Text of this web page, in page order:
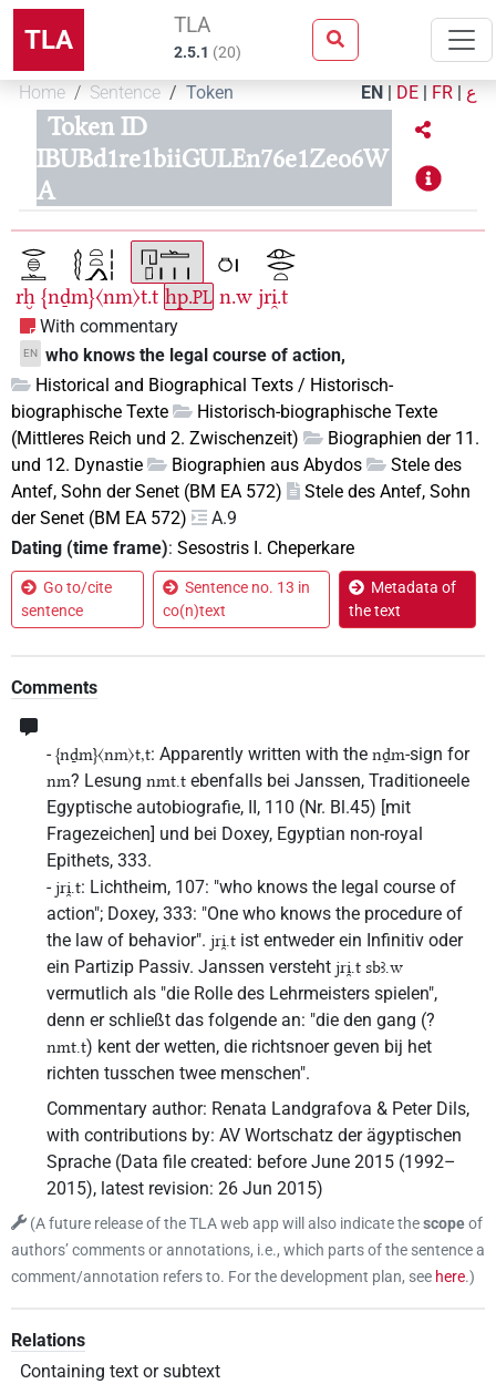
TLA TLA
2.5.1 (20)
Home Sentence Token EN | DE | FR | ع
Token ID
IBUBd1re1biiGULEn76e1Zeo6W
A
rḫ {nḏm}〈nm〉t.t hp.PL n.w jri̯.t
With commentary
EN who knows the legal course of action,
Historical and Biographical Texts / Historisch-
biographische Texte
Historisch-biographische Texte
(Mittleres Reich und 2. Zwischenzeit)
Biographien der 11.
und 12. Dynastie
Biographien aus Abydos
Stele des
Antef, Sohn der Senet (BM EA 572)
Stele des Antef, Sohn
der Senet (BM EA 572)
A.9
Dating (time frame): Sesostris I. Cheperkare
Go to/cite
sentence
Sentence no. 13 in
co(n)text
Metadata of
the text
Comments
-{nḏm}〈nm〉t,t: Apparently written with the nḏm-sign for
nm? Lesung nmt.t ebenfalls bei Janssen, Traditioneele
Egyptische autobiografie, II, 110 (Nr. Bl.45) [mit
Fragezeichen] und bei Doxey, Egyptian non-royal
Epithets, 333.
-jri̯.t: Lichtheim, 107: "who knows the legal course of
action"; Doxey, 333: "One who knows the procedure of
the law of behavior". jri̯.t ist entweder ein Infinitiv oder
ein Partizip Passiv. Janssen versteht jri̯.t sbꜣ.w
vermutlich als "die Rolle des Lehrmeisters spielen",
denn er schließt das folgende an: "die den gang (?
nmt.t) kent der wetten, die richtsnoer geven bij het
richten tusschen twee menschen".
Commentary author: Renata Landgrafova & Peter Dils,
with contributions by: AV Wortschatz der ägyptischen
Sprache (Data file created: before June 2015 (1992–
2015), latest revision: 26 Jun 2015)
(A future release of the TLA web app will also indicate thescopeof
authors’ comments or annotations, i.e., which parts of the sentence a
comment/annotation refers to. For the development plan, see here.)
Relations
Containing text or subtext